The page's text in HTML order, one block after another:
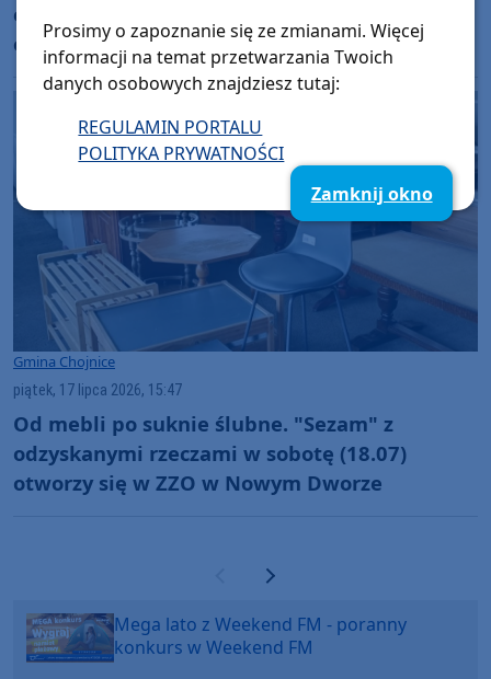
ekologicznych podjęte przez ogólnopolską
organizację samorządową. Powodem
"skomplikowany algorytm naliczania
subwencji"
Gmina Chojnice
piątek, 17 lipca 2026, 15:47
Od mebli po suknie ślubne. "Sezam" z
odzyskanymi rzeczami w sobotę (18.07)
otworzy się w ZZO w Nowym Dworze
Poprzednia strona
Następna strona
Mega lato z Weekend FM - poranny
konkurs w Weekend FM
Prosimy o zapoznanie się ze zmianami. Więcej
informacji na temat przetwarzania Twoich
danych osobowych znajdziesz tutaj:
REGULAMIN PORTALU
POLITYKA PRYWATNOŚCI
Zamknij okno